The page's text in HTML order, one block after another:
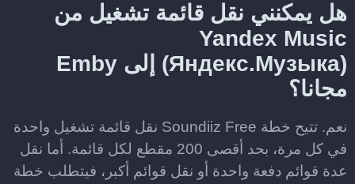
هل يمكنني نقل قائمة تشغيل من
Yandex Music
(Яндекс.Музыка) إلى Emby
مجانا؟
نعم. تتيح خطة Soundiiz Free نقل قائمة تشغيل واحدة
في كل مرة، بحد أقصى 200 مقطع لكل قائمة. أما نقل
عدة قوائم دفعة واحدة أو نقل قوائم أكبر، فيتطلب خطة